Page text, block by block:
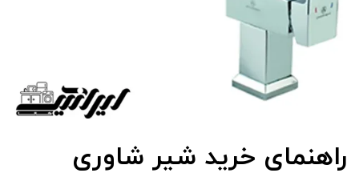
راهنمای خرید شیر شاوری